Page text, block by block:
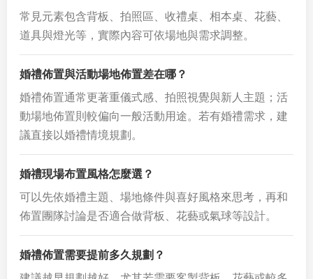
常見元素包含背板、拍照區、收禮桌、相本桌、花藝、
道具與燈光等，實際內容可依場地與需求調整。
婚禮佈置與活動場地佈置差在哪？
婚禮佈置通常更著重儀式感、拍照視覺與新人主題；活
動場地佈置則較偏向一般活動用途。若有婚禮需求，建
議直接以婚禮情境規劃。
婚禮現場布置風格怎麼選？
可以先依婚禮主題、場地條件與喜好風格來思考，再和
佈置團隊討論是否適合做背板、花藝或氣球等設計。
婚禮佈置需要提前多久規劃？